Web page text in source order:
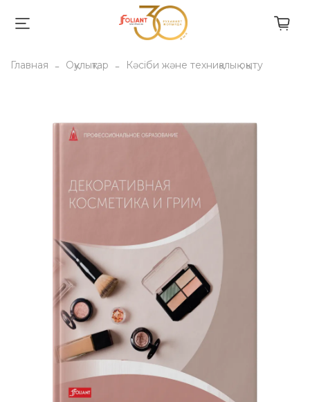
Главная Оқулықтар Кәсіби және техниқалық оқыту